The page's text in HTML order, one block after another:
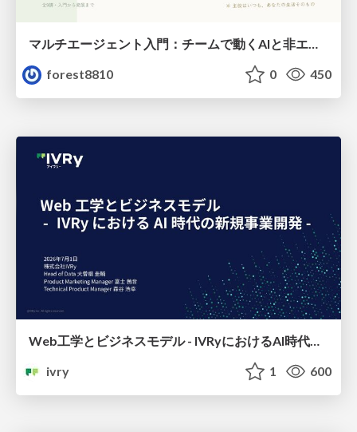
forest8810
0 450
Web工学とビジネスモデル - IVRyにおけるAI時代の新規事業開発 -
ivry
1 600